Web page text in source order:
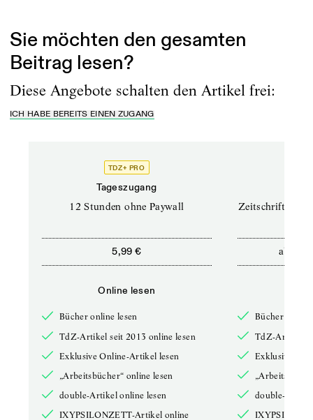
Sie möchten den gesamten
Beitrag lesen?
Diese Angebote schalten den Artikel frei:
ICH HABE BEREITS EINEN ZUGANG
TDZ+ PRO
Tageszugang
12 Stunden ohne Paywall
5,99 €
Online lesen
Bücher online lesen
TdZ-Artikel seit 2013 online lesen
Exklusive Online-Artikel lesen
„Arbeitsbücher“ online lesen
double-Artikel online lesen
IXYPSILONZETT-Artikel online
Zeitschriften
ab
Bücher online
TdZ-Artikel
Exklusive
double-